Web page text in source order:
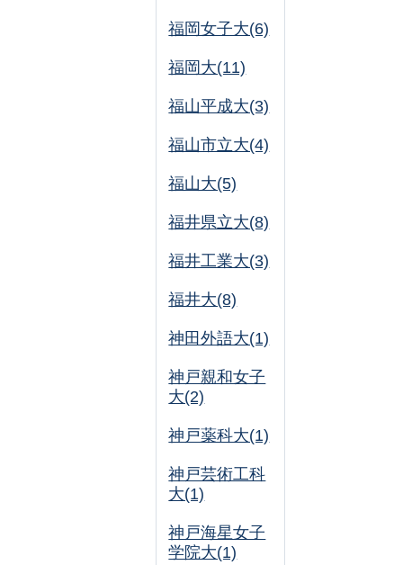
福岡女子大(6)
福岡大(11)
福山平成大(3)
福山市立大(4)
福山大(5)
福井県立大(8)
福井工業大(3)
福井大(8)
神田外語大(1)
神戸親和女子
大(2)
神戸薬科大(1)
神戸芸術工科
大(1)
神戸海星女子
学院大(1)